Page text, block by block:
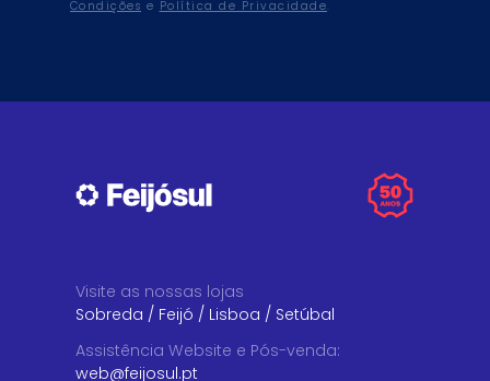
Condições e Política de Privacidade.
Visite as nossas lojas
Sobreda / Feijó / Lisboa / Setúbal
Assistência Website e Pós-venda:
web@feijosul.pt